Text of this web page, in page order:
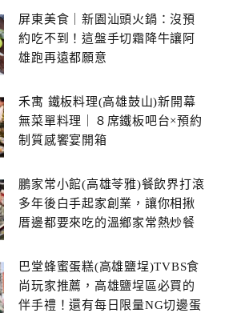
屏東美食｜新園汕頭火鍋：沒預
約吃不到！這盤手切霜降牛讓阿
雄跑再遠都願意
禾寓 鐵板料理(高雄鼓山)新開幕
無菜單料理｜８席鐵板吧台×預約
制質感饗宴開箱
鵬家常小館(高雄苓雅)餐飲界打滾
多年後白手起家創業，讓你相揪
厝邊都要來吃的溫鄉家常熱炒餐
巴堂蜂蜜蛋糕(高雄鹽埕)TVBS食
尚玩家推薦，高雄鹽埕區必買的
伴手禮！還有每日限量NG切邊蛋